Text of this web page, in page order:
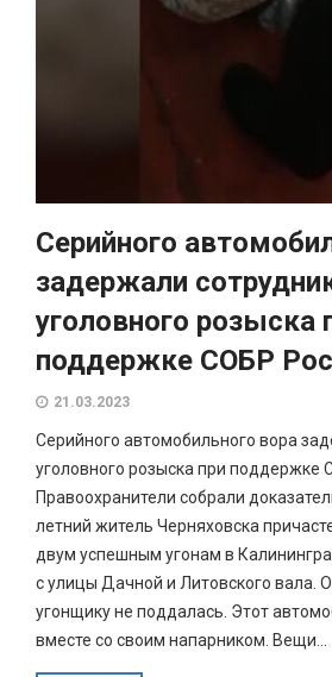
Серийного
задержали
уголовного розыска
поддержке СОБР
21.03.2023
Серийного автомобильного вора
уголовного розыска при поддержке
Правоохранители собрали
летний житель Черняховска
двум успешным угонам в
с улицы Дачной и Литовского вала.
угонщику не поддалась. Этот
вместе со своим напарником. Вещи...